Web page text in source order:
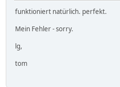
funktioniert natürlich. perfekt.
Mein Fehler - sorry.
lg,
tom